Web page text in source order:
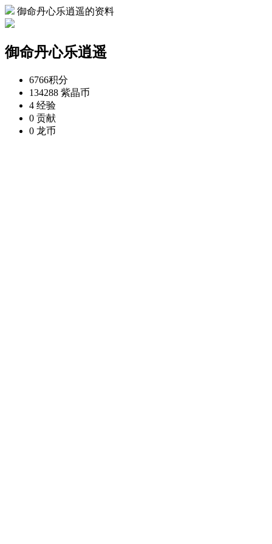
御命丹心乐逍遥的资料
御命丹心乐逍遥
6766积分
134288 紫晶币
4 经验
0 贡献
0 龙币